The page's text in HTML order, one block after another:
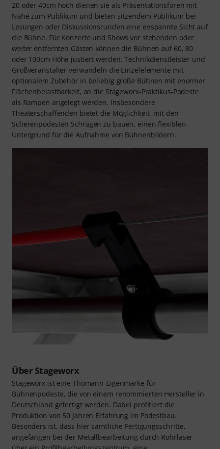
20 oder 40cm hoch dienen sie als Präsentationsforen mit
Nähe zum Publikum und bieten sitzendem Publikum bei
Lesungen oder Diskussionsrunden eine enspannte Sicht auf
die Bühne. Für Konzerte und Shows vor stehenden oder
weiter entfernten Gästen können die Bühnen auf 60, 80
oder 100cm Höhe justiert werden. Technikdienstleister und
Großveranstalter verwandeln die Einzelelemente mit
optionalem Zubehör in beliebig große Bühnen mit enormer
Flächenbelastbarkeit, an die Stageworx-Praktikus-Podeste
als Rampen angelegt werden. Insbesondere
Theaterschaffenden bietet die Möglichkeit, mit den
Scherenpodesten Schrägen zu bauen, einen flexiblen
Untergrund für die Aufnahme von Bühnenbildern.
Über Stageworx
Stageworx ist eine Thomann-Eigenmarke für
Bühnenpodeste, die von einem renommierten Hersteller in
Deutschland gefertigt werden. Dabei profitiert die
Produktion von 50 Jahren Erfahrung im Podestbau.
Besonders ist, dass hier sämtliche Fertigungsschritte,
angefangen bei der Metallbearbeitung durch Rohrlaser